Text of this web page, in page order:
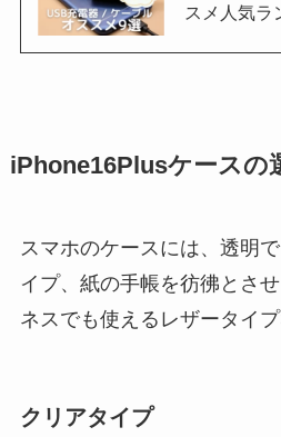
スメ人気ラ
iPhone16Plusケースの
スマホのケースには、透明
イプ、紙の手帳を彷彿とさ
ネスでも使えるレザータイプ
クリアタイプ